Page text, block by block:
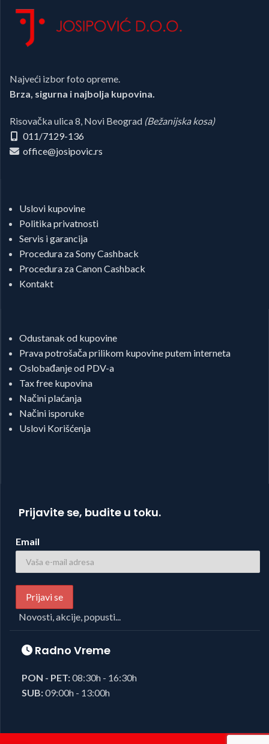
Najveći izbor foto opreme.
Brza, sigurna i najbolja kupovina.
Risovačka ulica 8, Novi Beograd (Bežanijska kosa)
011/7129-136
office@josipovic.rs
Uslovi kupovine
Politika privatnosti
Servis i garancija
Procedura za Sony Cashback
Procedura za Canon Cashback
Kontakt
Odustanak od kupovine
Prava potrošača prilikom kupovine putem interneta
Oslobađanje od PDV-a
Tax free kupovina
Načini plaćanja
Načini isporuke
Uslovi Korišćenja
Prijavite se, budite u toku.
Email
Novosti, akcije, popusti...
Radno Vreme
PON - PET:08:30h - 16:30h
SUB:09:00h - 13:00h